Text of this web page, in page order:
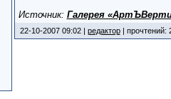
Источник: Галерея
22-10-2007 09:02 | редактор| прочтений: